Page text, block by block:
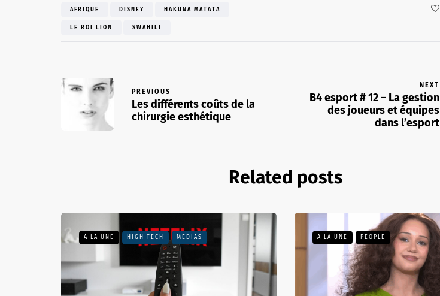
AFRIQUE DISNEY HAKUNA MATATA
LE ROI LION SWAHILI
PREVIOUS
Les différents coûts de la
chirurgie esthétique
NEXT
B4 esport # 12 – La gestion
des joueurs et équipes
dans l’esport
Related posts
A LA UNE HIGH TECH MÉDIAS A LA UNE PEOPLE